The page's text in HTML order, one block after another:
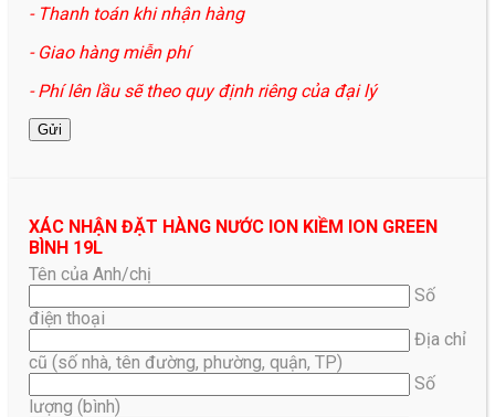
- Thanh toán khi nhận hàng
- Giao hàng miễn phí
- Phí lên lầu sẽ theo quy định riêng của đại lý
XÁC NHẬN ĐẶT HÀNG NƯỚC ION KIỀM ION GREEN
BÌNH 19L
Tên của Anh/chị
Số
điện thoại
Địa chỉ
cũ (số nhà, tên đường, phường, quận, TP)
Số
lượng (bình)